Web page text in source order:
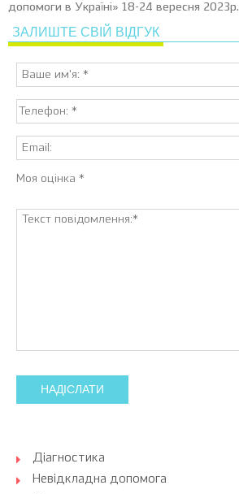
допомоги в Україні» 18-24 вересня 2023р.
ЗАЛИШТЕ СВІЙ ВІДГУК
Моя оцінка *
НАДІСЛАТИ
Діагностика
Невідкладна допомога